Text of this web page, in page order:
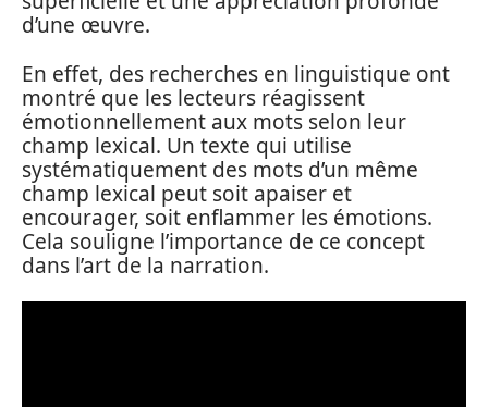
d’une œuvre.
En effet, des recherches en linguistique ont
montré que les lecteurs réagissent
émotionnellement aux mots selon leur
champ lexical. Un texte qui utilise
systématiquement des mots d’un même
champ lexical peut soit apaiser et
encourager, soit enflammer les émotions.
Cela souligne l’importance de ce concept
dans l’art de la narration.